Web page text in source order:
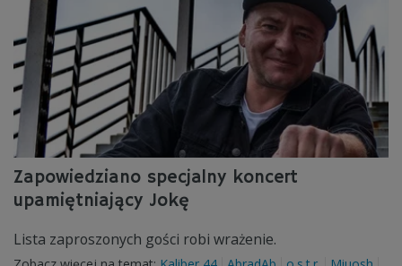
Zapowiedziano specjalny koncert
upamiętniający Jokę
Lista zaproszonych gości robi wrażenie.